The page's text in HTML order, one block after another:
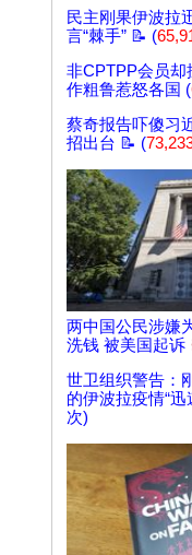
民主刚果伊波拉
言“棘手” 📝 (
非CPTPP会员却
作粗鲁惹怒各国 (
蔡奇报告吓傻习
招出台 📝 (
两中国公民涉嫌
洗钱 被美国起诉
世卫组织警告：
的伊波拉疫情“迅
次)